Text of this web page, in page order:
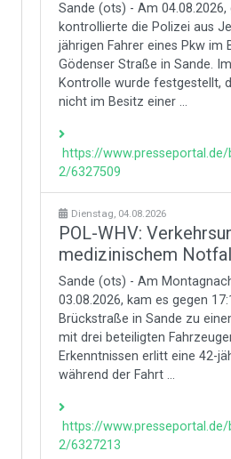
Sande (ots) - Am 04.08.2026,
kontrollierte die Polizei aus
jährigen Fahrer eines Pkw im
Gödenser Straße in Sande.
Kontrolle wurde festgestellt,
nicht im Besitz einer ...
https://
2/6327509
Dienstag, 04.08.2026
POL-WHV:
medizinischem
Sande (ots) - Am
03.08.2026, kam es gegen
Brückstraße in Sande zu
mit drei beteiligten
Erkenntnissen erlitt eine 42-
während der Fahrt ...
https://
2/6327213